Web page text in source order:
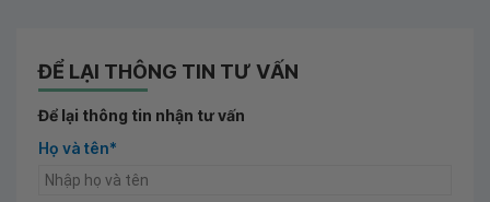
ĐỂ LẠI THÔNG TIN TƯ VẤN
Để lại thông tin nhận tư vấn
Họ và tên*